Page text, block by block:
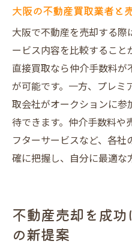
大阪不動産買取
プレミアム買取
清水丘で費用対
手間を減らして
意
清水丘で笑顔の不動
納得できる不動
売却成功事例に
リスクを減らす
将来に安心をも
大阪の不動産買取業者と
大阪で不動産を売却する
ービス内容を比較するこ
直接買取なら仲介手数料
が可能です。一方、プレミ
取会社がオークションに
待できます。仲介手数料や
フターサービスなど、各
確に把握し、自分に最適な
不動産売却を成
の新提案